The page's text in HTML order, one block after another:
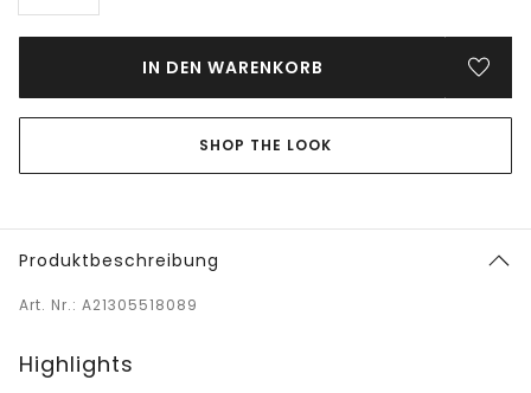
IN DEN WARENKORB
SHOP THE LOOK
Produktbeschreibung
Art. Nr.: A21305518089
Highlights